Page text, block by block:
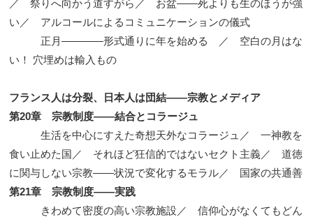
／ 祭りへ向かう道すがら／ お盆——死よりも生のほうが強
い／ アルコールによるコミュニケーションの儀式
正月————形式通りに年を始める ／ 空白の月はな
い！ 穴埋めは輸入もの
フランス人は分裂、日本人は団結——宗教とメディア
第20章 宗教制度——結合とコラージュ
生活を中心にすえた奇想天外なコラージュ／ 一神教を
食い止めた国／ それほど狂信的ではないセクト主義／ 道徳
に関与しない宗教——状況で変化するモラル／ 国家の共通善
第21章 宗教制度——実践
きわめて密度の高い宗教施設／ 信仰心がなくてもどん